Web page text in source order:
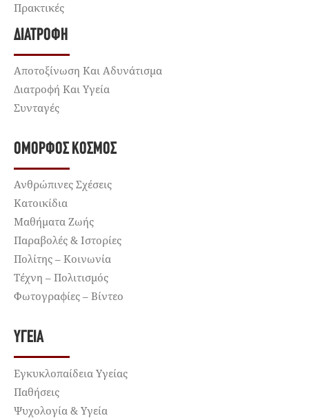
Πρακτικές
ΔΙΑΤΡΟΦΉ
Αποτοξίνωση Και Αδυνάτισμα
Διατροφή Και Υγεία
Συνταγές
ΌΜΟΡΦΟΣ ΚΌΣΜΟΣ
Ανθρώπινες Σχέσεις
Κατοικίδια
Μαθήματα Ζωής
Παραβολές & Ιστορίες
Πολίτης – Κοινωνία
Τέχνη – Πολιτισμός
Φωτογραφίες – Βίντεο
ΥΓΕΊΑ
Εγκυκλοπαίδεια Υγείας
Παθήσεις
Ψυχολογία & Υγεία